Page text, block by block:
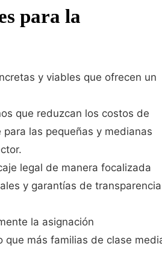
para la
y viables que ofrecen un
que reduzcan los costos de
las pequeñas y medianas
legal de manera focalizada
y garantías de transparencia
la asignación
más familias de clase